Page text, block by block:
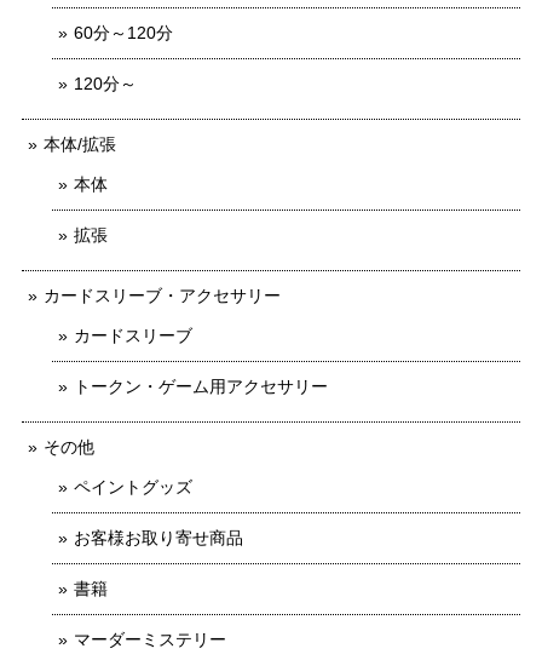
60分～120分
120分～
本体/拡張
本体
拡張
カードスリーブ・アクセサリー
カードスリーブ
トークン・ゲーム用アクセサリー
その他
ペイントグッズ
お客様お取り寄せ商品
書籍
マーダーミステリー